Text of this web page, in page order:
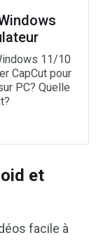
11/10
CapCut pour
PC? Quelle
et
facile à